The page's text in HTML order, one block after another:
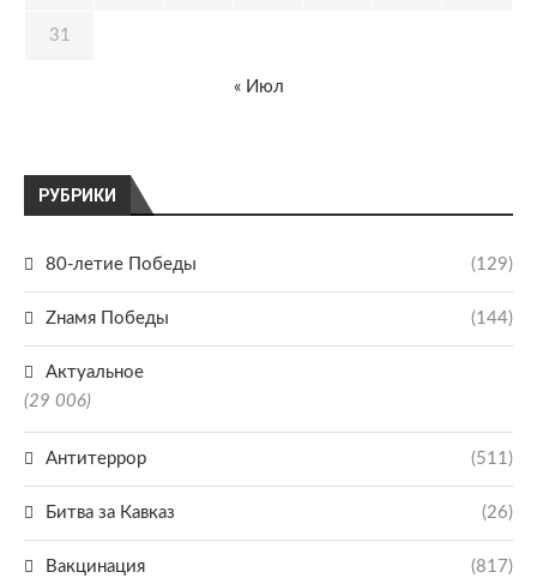
РУБРИКИ
80-летие Победы (129)
Zнамя Победы (144)
Актуальное
(29 006)
Антитеррор (511)
Битва за Кавказ (26)
Вакцинация (817)
31
« Июл